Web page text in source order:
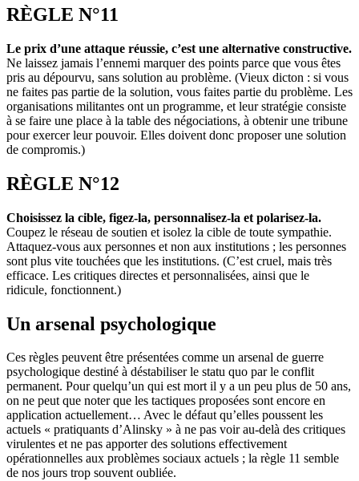
RÈGLE N°11
Le prix d’une attaque réussie, c’est une alternative constructive.
Ne laissez jamais l’ennemi marquer des points parce que vous êtes
pris au dépourvu, sans solution au problème. (Vieux dicton : si vous
ne faites pas partie de la solution, vous faites partie du problème. Les
organisations militantes ont un programme, et leur stratégie consiste
à se faire une place à la table des négociations, à obtenir une tribune
pour exercer leur pouvoir. Elles doivent donc proposer une solution
de compromis.)
RÈGLE N°12
Choisissez la cible, figez-la, personnalisez-la et polarisez-la.
Coupez le réseau de soutien et isolez la cible de toute sympathie.
Attaquez-vous aux personnes et non aux institutions ; les personnes
sont plus vite touchées que les institutions. (C’est cruel, mais très
efficace. Les critiques directes et personnalisées, ainsi que le
ridicule, fonctionnent.)
Un arsenal psychologique
Ces règles peuvent être présentées comme un arsenal de guerre
psychologique destiné à déstabiliser le statu quo par le conflit
permanent. Pour quelqu’un qui est mort il y a un peu plus de 50 ans,
on ne peut que noter que les tactiques proposées sont encore en
application actuellement… Avec le défaut qu’elles poussent les
actuels « pratiquants d’Alinsky » à ne pas voir au-delà des critiques
virulentes et ne pas apporter des solutions effectivement
opérationnelles aux problèmes sociaux actuels ; la règle 11 semble
de nos jours trop souvent oubliée.